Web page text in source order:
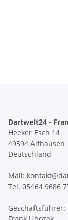
Dartwelt24 -
Heeker Esch 14
49594 Alfhausen
Deutschland
Mail:
Tel. 05464 9686
Geschäftsführer: